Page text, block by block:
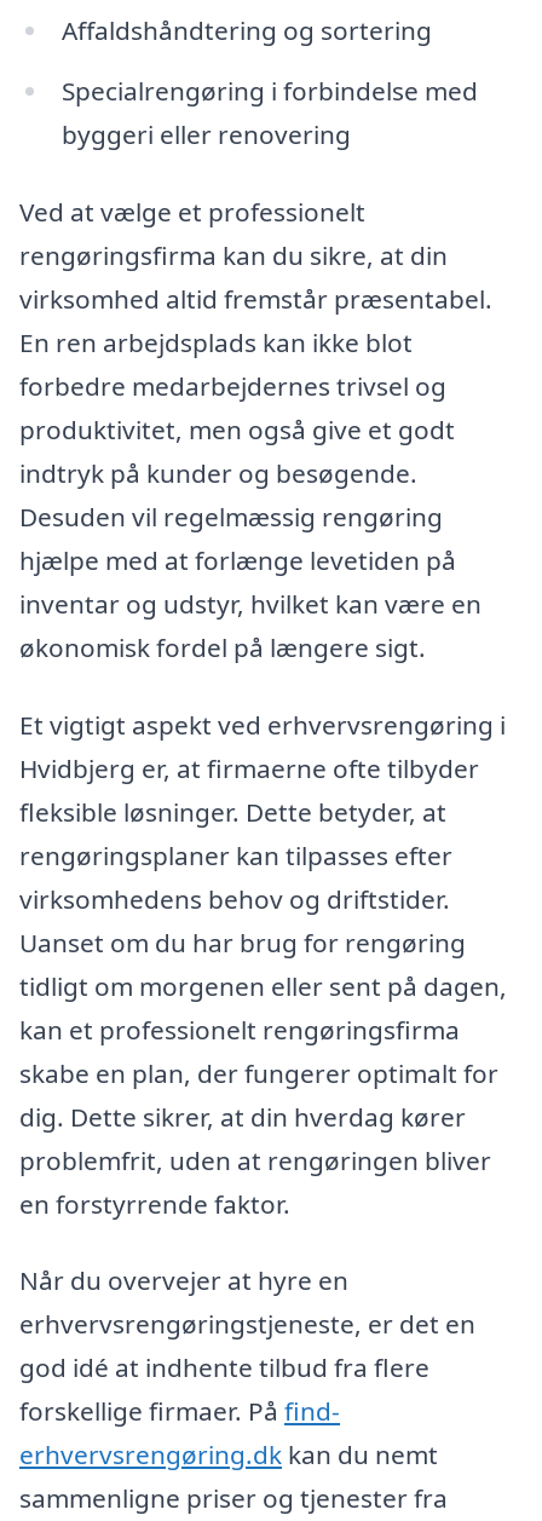
Affaldshåndtering og sortering
Specialrengøring i forbindelse med
byggeri eller renovering
Ved at vælge et professionelt
rengøringsfirma kan du sikre, at din
virksomhed altid fremstår præsentabel.
En ren arbejdsplads kan ikke blot
forbedre medarbejdernes trivsel og
produktivitet, men også give et godt
indtryk på kunder og besøgende.
Desuden vil regelmæssig rengøring
hjælpe med at forlænge levetiden på
inventar og udstyr, hvilket kan være en
økonomisk fordel på længere sigt.
Et vigtigt aspekt ved erhvervsrengøring i
Hvidbjerg er, at firmaerne ofte tilbyder
fleksible løsninger. Dette betyder, at
rengøringsplaner kan tilpasses efter
virksomhedens behov og driftstider.
Uanset om du har brug for rengøring
tidligt om morgenen eller sent på dagen,
kan et professionelt rengøringsfirma
skabe en plan, der fungerer optimalt for
dig. Dette sikrer, at din hverdag kører
problemfrit, uden at rengøringen bliver
en forstyrrende faktor.
Når du overvejer at hyre en
erhvervsrengøringstjeneste, er det en
god idé at indhente tilbud fra flere
forskellige firmaer. På find-
erhvervsrengøring.dk kan du nemt
sammenligne priser og tjenester fra